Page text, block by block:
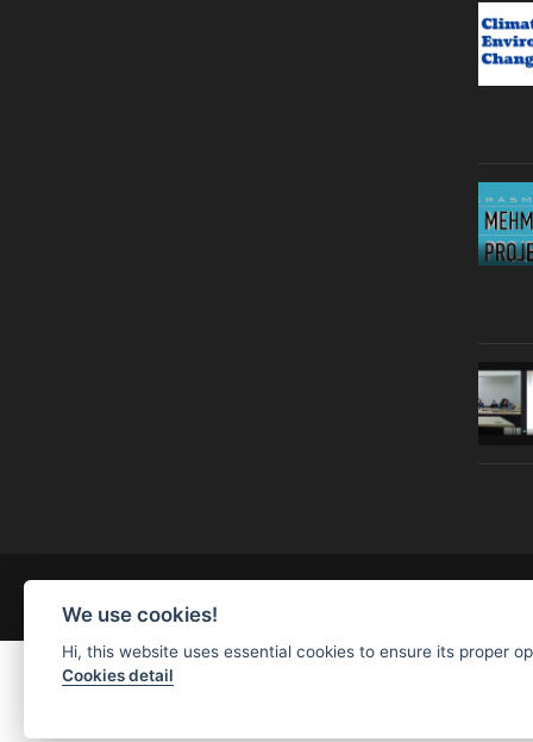
We use cookies!
Hi, this website uses essential cookies to ensure its proper
Cookies detail